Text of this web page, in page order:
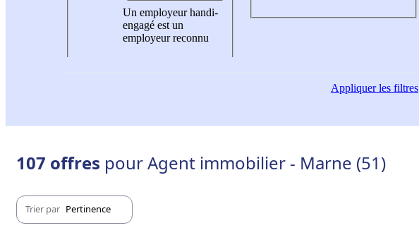
Un employeur handi-
engagé est un
employeur reconnu
Appliquerles filtres
107 offres pour Agent immobilier - Marne (51)
Trier par Pertinence